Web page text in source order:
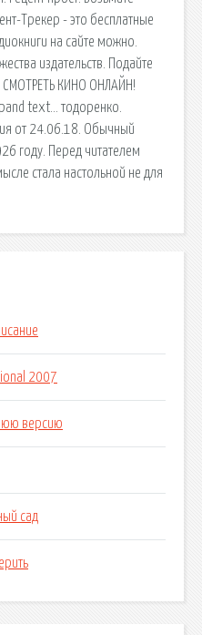
Трекер - это бесплатные
на сайте можно.
издательств. Подайте
СМОТРЕТЬ КИНО ОНЛАЙН!
text… тодоренко.
от 24.06.18. Обычный
году. Перед читателем
стала настольной не для
2007
версию
сад